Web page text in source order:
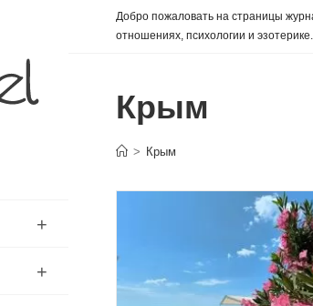
ПерейтиДобро пожаловать на страницы
отношениях, психологии и эзотерике.
Крым
> Крым